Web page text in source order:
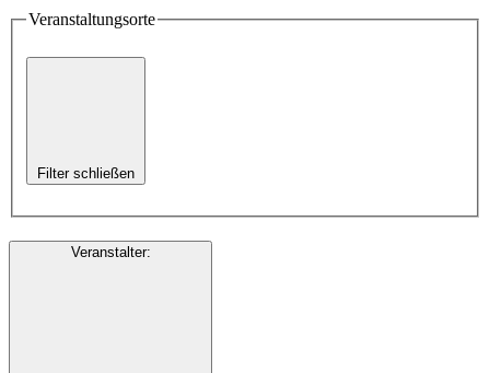
Veranstaltungsorte
Filter schließen
Veranstalter: